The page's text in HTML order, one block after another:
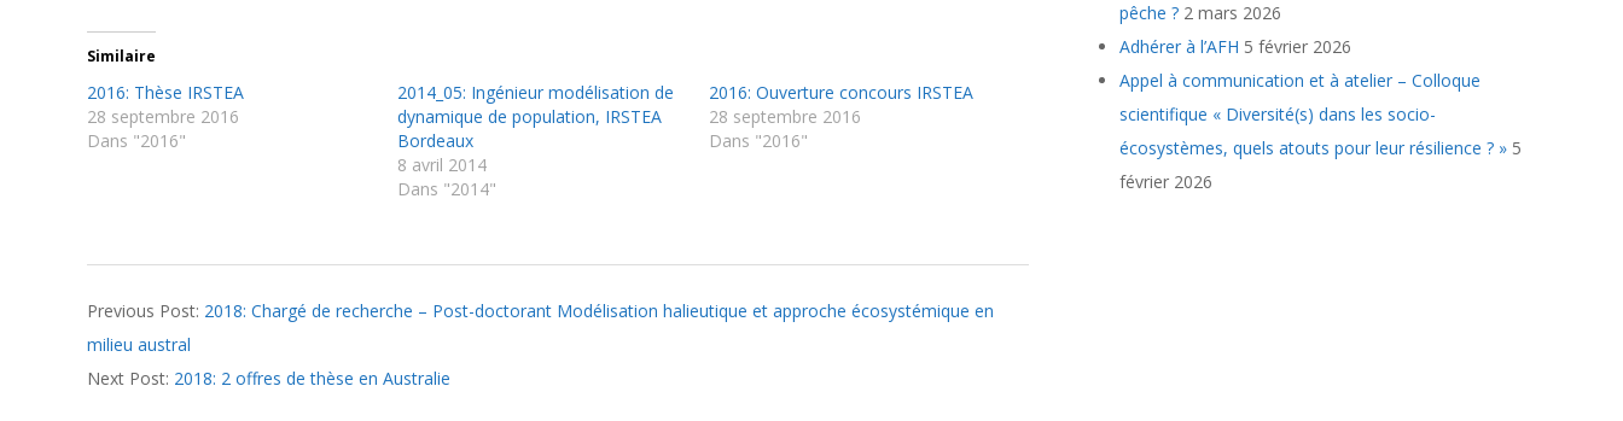
Similaire
2016: Thèse IRSTEA
28 septembre 2016
Dans "2016"
2014_05: Ingénieur modélisation de
dynamique de population, IRSTEA
Bordeaux
8 avril 2014
Dans "2014"
2016: Ouverture concours IRSTEA
28 septembre 2016
Dans "2016"
04-
18
Previous Post: 2018: Chargé de recherche – Post-doctorant Modélisation halieutique et approche écosystémique en
milieu austral
Next Post: 2018: 2 offres de thèse en Australie
pêche ? 2 mars 2026
Adhérer à l’AFH 5 février 2026
Appel à communication et à atelier – Colloque
scientifique « Diversité(s) dans les socio-
écosystèmes, quels atouts pour leur résilience ? » 5
février 2026